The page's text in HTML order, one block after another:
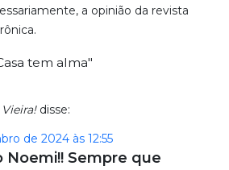
a opinião da revista
tem alma"
Vieira! disse:
de 2024 às 12:55
Noemi!! Sempre que